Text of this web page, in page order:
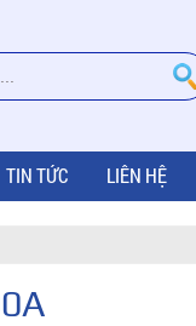
TIN TỨC LIÊN HỆ